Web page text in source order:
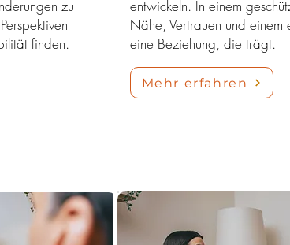
zu
finden.
entwickeln. In einem
Nähe, Vertrauen und
eine Beziehung, die trägt.
Mehr erfahren